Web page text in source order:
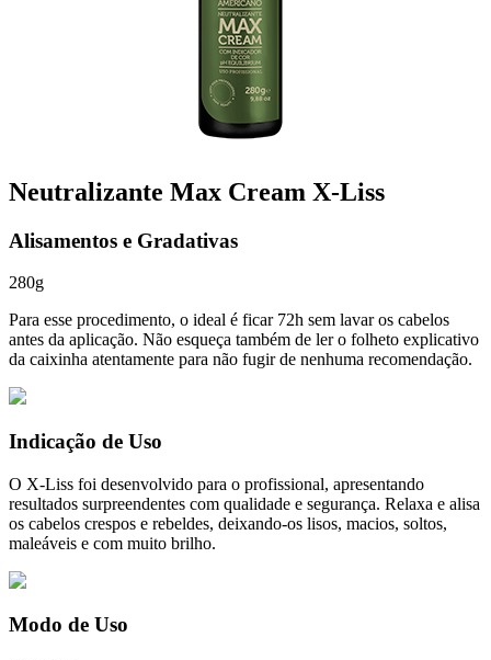
Neutralizante Max Cream X-Liss
Alisamentos e Gradativas
280g
Para esse procedimento, o ideal é ficar 72h sem lavar os cabelos
antes da aplicação. Não esqueça também de ler o folheto explicativo
da caixinha atentamente para não fugir de nenhuma recomendação.
Indicação de Uso
O X-Liss foi desenvolvido para o profissional, apresentando
resultados surpreendentes com qualidade e segurança. Relaxa e alisa
os cabelos crespos e rebeldes, deixando-os lisos, macios, soltos,
maleáveis e com muito brilho.
Modo de Uso